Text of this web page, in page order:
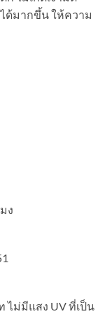
ด้มากขึ้น ให้ความ
ง
ไม่มีแสง UV ที่เป็น